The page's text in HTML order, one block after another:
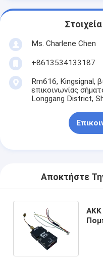
Ms. Charlene Chen
+8613534133187
Rm616, Kingsignal,
επικοινωνίας
Longgang District,
Αποκτήστε